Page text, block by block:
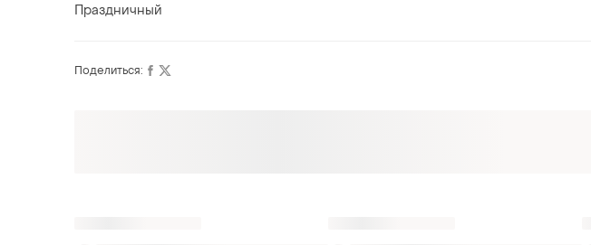
Праздничный
Поделиться: